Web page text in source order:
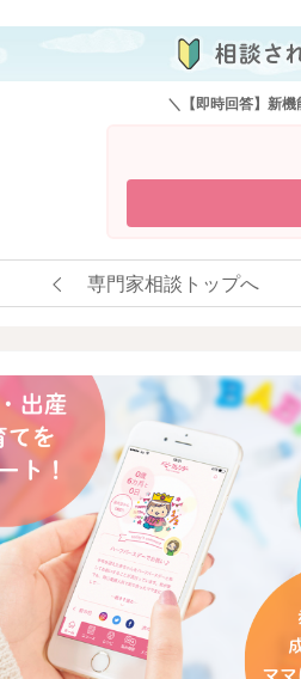
＼【即時回答】新
専門家相談トップへ